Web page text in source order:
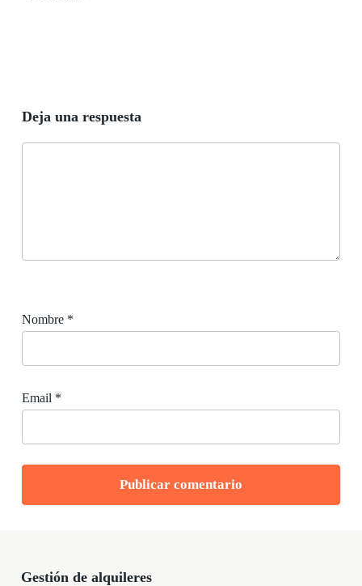
Deja una respuesta
Nombre *
Email *
Gestión de alquileres